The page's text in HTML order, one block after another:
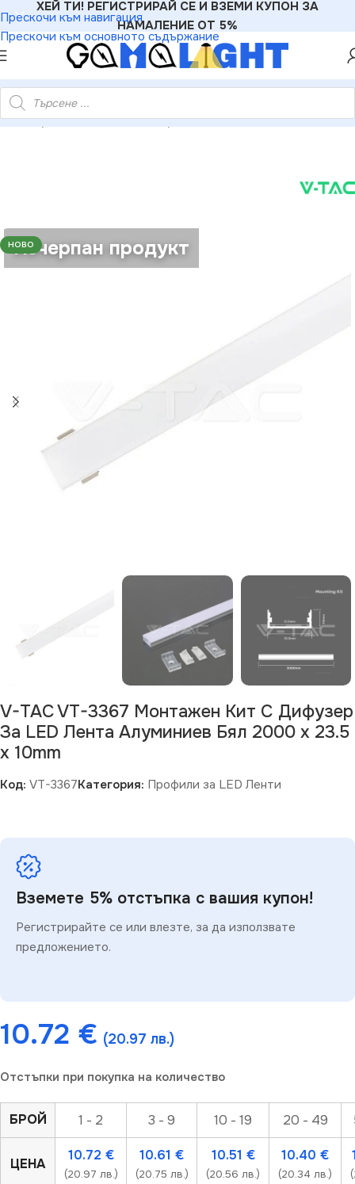
Прескочи към навигация
Прескочи към основното съдържание
ХЕЙ ТИ! РЕГИСТРИРАЙ СЕ И ВЗЕМИ КУПОН ЗА
НАМАЛЕНИЕ ОТ 5%
Дифузер За LED Лента Алуминиев Бял 2000 x 23.5 x 10mm
НОВО
Изчерпан продукт
V-TAC VT-3367 Монтажен Kит С Дифузер
За LED Лента Алуминиев Бял 2000 x 23.5
x 10mm
Код: VT-3367Категория: Профили за LED Ленти
Вземете 5% отстъпка с вашия купон!
Регистрирайте се или влезте, за да използвате
предложението.
10.72 € (20.97 лв.)
Отстъпки при покупка на количество
БРОЙ 1 - 2 3 - 9 10 - 19 20 - 49
ЦЕНА
10.72 €
(20.97 лв.)
10.61 €
(20.75 лв.)
10.51 €
(20.56 лв.)
10.40 €
(20.34 лв.)